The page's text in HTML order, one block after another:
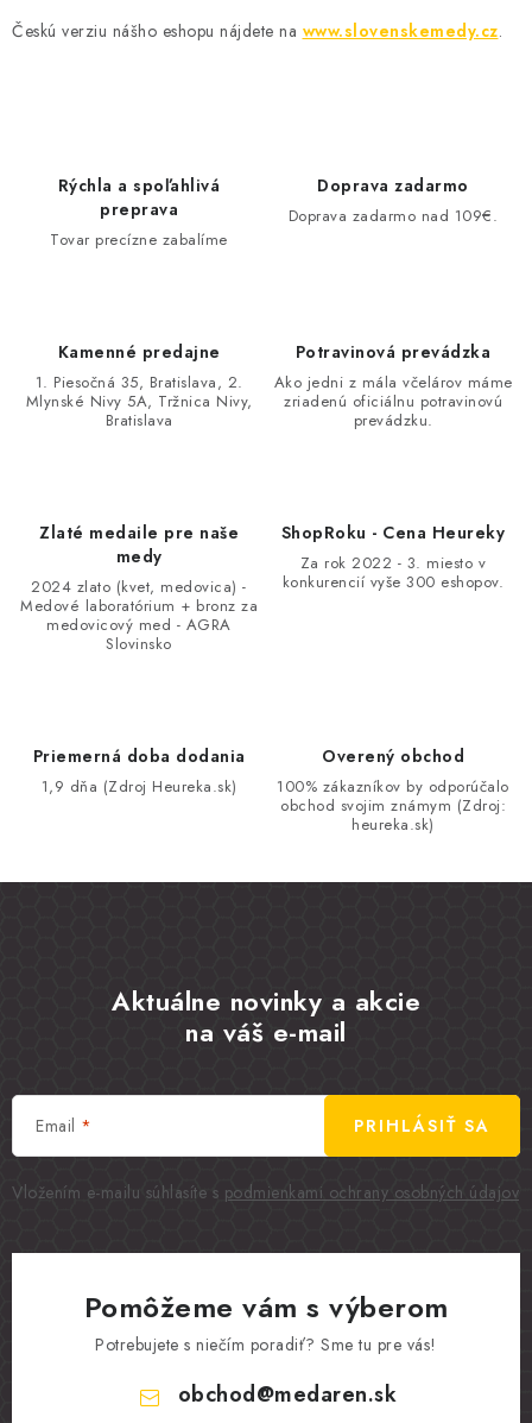
v
Českú verziu nášho eshopu nájdete na www.slovenskemedy.cz.
Rýchla a spoľahlivá
preprava
Tovar precízne zabalíme
Doprava zadarmo
Doprava zadarmo nad 109€.
Kamenné predajne
1. Piesočná 35, Bratislava, 2.
Mlynské Nivy 5A, Tržnica Nivy,
Bratislava
Potravinová prevádzka
Ako jedni z mála včelárov máme
zriadenú oficiálnu potravinovú
prevádzku.
Zlaté medaile pre naše
medy
2024 zlato (kvet, medovica) -
Medové laboratórium + bronz za
medovicový med - AGRA
Slovinsko
ShopRoku - Cena Heureky
Za rok 2022 - 3. miesto v
konkurencií vyše 300 eshopov.
Priemerná doba dodania
1,9 dňa (Zdroj Heureka.sk)
Overený obchod
100% zákazníkov by odporúčalo
obchod svojim známym (Zdroj:
heureka.sk)
Aktuálne novinky a akcie
na váš e-mail
Email
Vložením e-mailu súhlasíte s podmienkami ochrany osobných údajov
PRIHLÁSIŤ SA
Pomôžeme vám s výberom
Potrebujete s niečím poradiť? Sme tu pre vás!
obchod@medaren.sk